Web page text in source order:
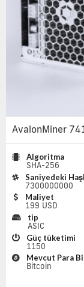
AvalonMiner
Algoritma
SHA-256
Saniyedeki
7300000000
Maliyet
199 USD
tip
ASIC
Güç tüketimi
1150
Mevcut Para
Bitcoin